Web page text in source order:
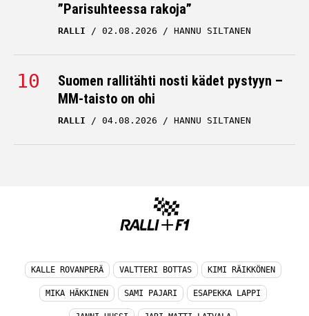
”Parisuhteessa rakoja”
RALLI 02.08.2026 HANNU SILTANEN
Suomen rallitähti nosti kädet pystyyn –
MM-taisto on ohi
RALLI 04.08.2026 HANNU SILTANEN
KALLE ROVANPERÄ VALTTERI BOTTAS KIMI RÄIKKÖNEN
MIKA HÄKKINEN SAMI PAJARI ESAPEKKA LAPPI